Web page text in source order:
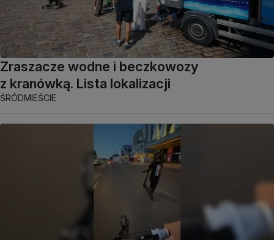
Zraszacze wodne i beczkowozy
z kranówką. Lista lokalizacji
ŚRÓDMIEŚCIE